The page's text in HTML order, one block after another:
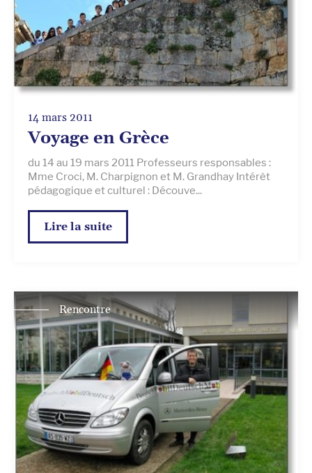
14 mars 2011
Voyage en Grèce
du 14 au 19 mars 2011 Professeurs responsables :
Mme Croci, M. Charpignon et M. Grandhay Intérêt
pédagogique et culturel : Découve...
Lire la suite
Rencontre